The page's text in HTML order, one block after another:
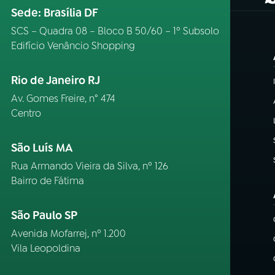
Sede: Brasília DF
SCS – Quadra 08 – Bloco B 50/60 – 1º Subsolo
Edifício Venâncio Shopping
Rio de Janeiro RJ
Av. Gomes Freire, n° 474
Centro
São Luís MA
Rua Armando Vieira da Silva, nº 126
Bairro de Fátima
São Paulo SP
Avenida Mofarrej, nº 1.200
Vila Leopoldina